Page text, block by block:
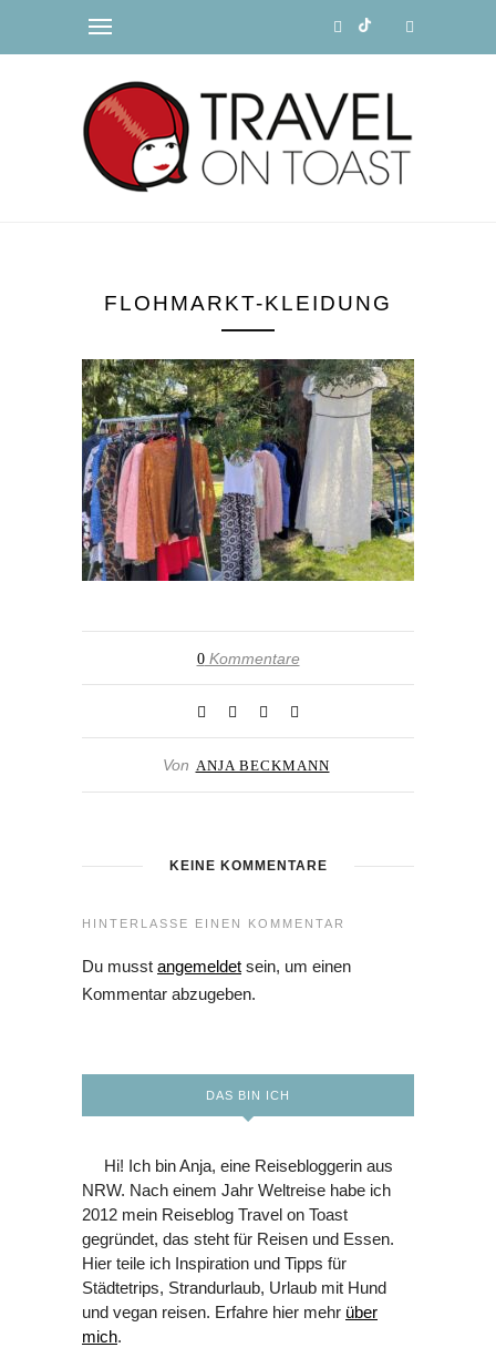
FLOHMARKT-KLEIDUNG
0Kommentare
Von ANJA BECKMANN
KEINE KOMMENTARE
HINTERLASSE EINEN KOMMENTAR
Du musst angemeldet sein, um einen
Kommentar abzugeben.
DAS BIN ICH
Hi! Ich bin Anja, eine Reisebloggerin aus
NRW. Nach einem Jahr Weltreise habe ich
2012 mein Reiseblog Travel on Toast
gegründet, das steht für Reisen und Essen.
Hier teile ich Inspiration und Tipps für
Städtetrips, Strandurlaub, Urlaub mit Hund
und vegan reisen. Erfahre hier mehr über
mich.